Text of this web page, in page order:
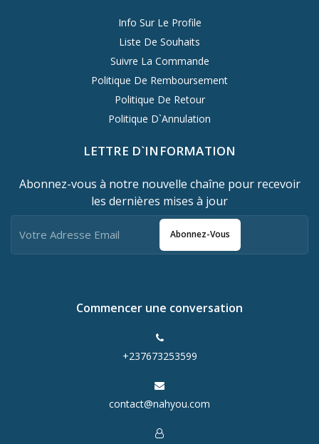
Info Sur Le Profile
Liste De Souhaits
Suivre La Commande
Politique De Remboursement
Politique De Retour
Politique D`Annulation
LETTRE D`INFORMATION
Abonnez-vous à notre nouvelle chaîne pour recevoir
les dernières mises à jour
Abonnez-Vous
Commencer une conversation
+237673253599
contact@nahyou.com